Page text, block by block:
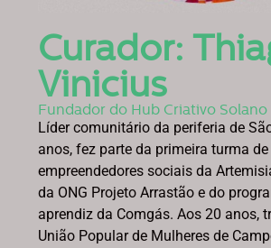
Curador:
Vinicius
Fundador do Hub Criativo Solano
Líder comunitário da periferia de
anos, fez parte da primeira turma de
empreendedores sociais da
da ONG Projeto Arrastão e do
aprendiz da Comgás. Aos 20 anos,
União Popular de Mulheres de